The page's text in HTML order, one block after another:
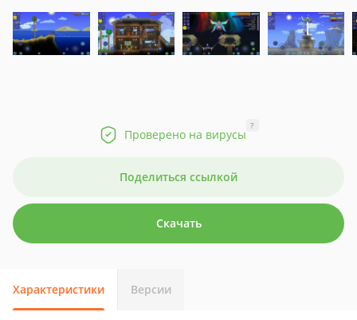
Проверено на вирусы
?
Поделиться ссылкой
Скачать
Характеристики Версии